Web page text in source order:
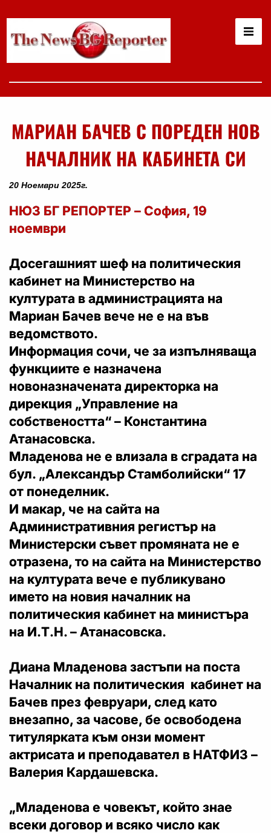
МАРИАН БАЧЕВ С ПОРЕДЕН НОВ
НАЧАЛНИК НА КАБИНЕТА СИ
20 Ноември 2025г.
НЮЗ БГ РЕПОРТЕР – София, 19
ноември
Досегашният шеф на политическия
кабинет на Министерство на
културата в администрацията на
Мариан Бачев вече не е на във
ведомството.
Информация сочи, че за изпълняваща
функциите е назначена
новоназначената директорка на
дирекция „Управление на
собствеността“ – Константина
Атанасовска.
Младенова не е влизала в сградата на
бул. „Александър Стамболийски“ 17
от понеделник.
И макар, че на сайта на
Административния регистър на
Министерски съвет промяната не е
отразена, то на сайта на Министерство
на културата вече е публикувано
името на новия началник на
политическия кабинет на министъра
на И.Т.Н. – Атанасовска.
Диана Младенова застъпи на поста
Началник на политическия кабинет на
Бачев през февруари, след като
внезапно, за часове, бе освободена
титулярката към онзи момент
актрисата и преподавател в НАТФИЗ –
Валерия Кардашевска.
„Младенова е човекът, който знае
всеки договор и всяко число как